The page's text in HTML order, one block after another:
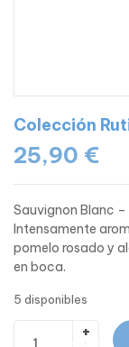
Colección
25,90 €
Sauvignon Blanc
Intensamente
pomelo rosado y
en boca.
5 disponibles